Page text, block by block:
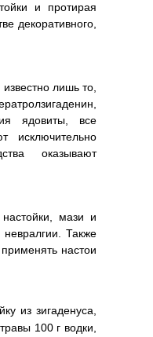
и протирая
декоративного,
лишь то,
ядовиты, все
исключительно
оказывают
настойки, мази и
Также
настои
из зигаденуса,
100 г водки,